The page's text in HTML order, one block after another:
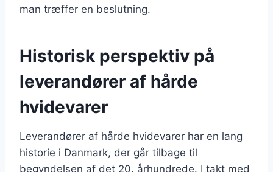
man træffer en beslutning.
Historisk perspektiv på
leverandører af hårde
hvidevarer
Leverandører af hårde hvidevarer har en lang
historie i Danmark, der går tilbage til
begyndelsen af det 20. århundrede. I takt med